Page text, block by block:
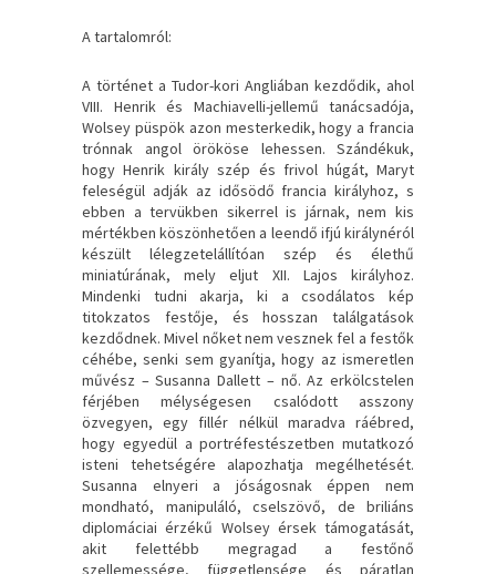
A tartalomról:
A ​történet a Tudor-kori Angliában kezdődik, ahol
VIII. Henrik és Machiavelli-jellemű tanácsadója,
Wolsey püspök azon mesterkedik, hogy a francia
trónnak angol örököse lehessen. Szándékuk,
hogy Henrik király szép és frivol húgát, Maryt
feleségül adják az idősödő francia királyhoz, s
ebben a tervükben sikerrel is járnak, nem kis
mértékben köszönhetően a leendő ifjú királynéról
készült lélegzetelállítóan szép és élethű
miniatúrának, mely eljut XII. Lajos királyhoz.
Mindenki tudni akarja, ki a csodálatos kép
titokzatos festője, és hosszan találgatások
kezdődnek. Mivel nőket nem vesznek fel a festők
céhébe, senki sem gyanítja, hogy az ismeretlen
művész – Susanna Dallett – nő. Az erkölcstelen
férjében mélységesen csalódott asszony
özvegyen, egy fillér nélkül maradva ráébred,
hogy egyedül a portréfestészetben mutatkozó
isteni tehetségére alapozhatja megélhetését.
Susanna elnyeri a jóságosnak éppen nem
mondható, manipuláló, cselszövő, de briliáns
diplomáciai érzékű Wolsey érsek támogatását,
akit felettébb megragad a festőnő
szellemessége, függetlensége és páratlan